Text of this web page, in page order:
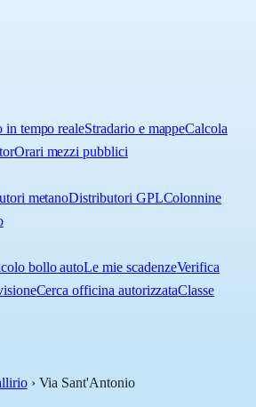
in tempo realeStradario e mappeCalcola
Orari mezzi pubblici
metanoDistributori GPLColonnine
bollo autoLe mie scadenzeVerifica
Cerca officina autorizzataClasse
› Via Sant'Antonio